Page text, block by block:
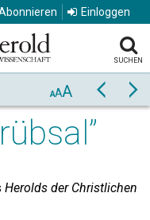
Einloggen
SUCHEN
AAA Zurück
Herolds der Christlichen